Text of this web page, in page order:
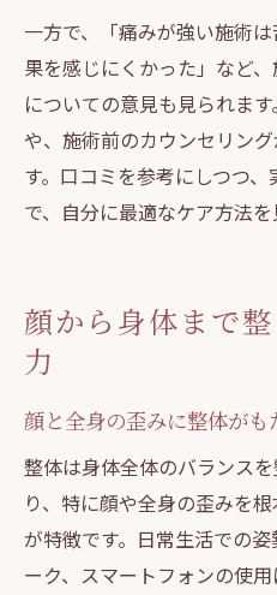
一方で、「痛みが強い施術
果を感じにくかった」など
についての意見も見られま
や、施術前のカウンセリン
す。口コミを参考にしつつ
で、自分に最適なケア方法を
顔から身体まで
力
顔と全身の歪みに整体がも
整体は身体全体のバランス
り、特に顔や全身の歪みを
が特徴です。日常生活での
ーク、スマートフォンの使